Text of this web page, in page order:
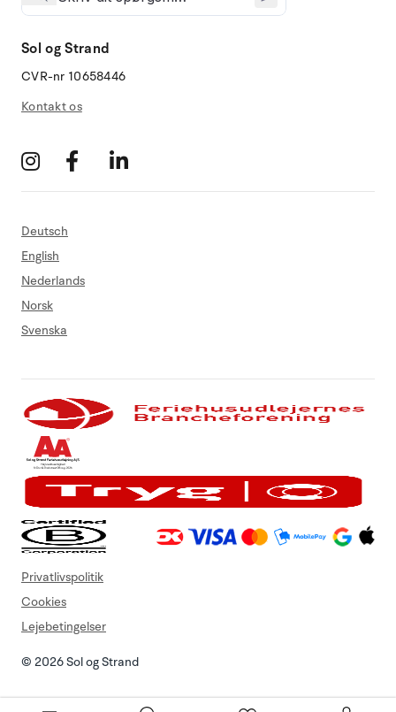
Sol og Strand
CVR-nr 10658446
Kontakt os
Deutsch
English
Nederlands
Norsk
Svenska
© 2026 Sol og Strand
Privatlivspolitik
Cookies
Lejebetingelser